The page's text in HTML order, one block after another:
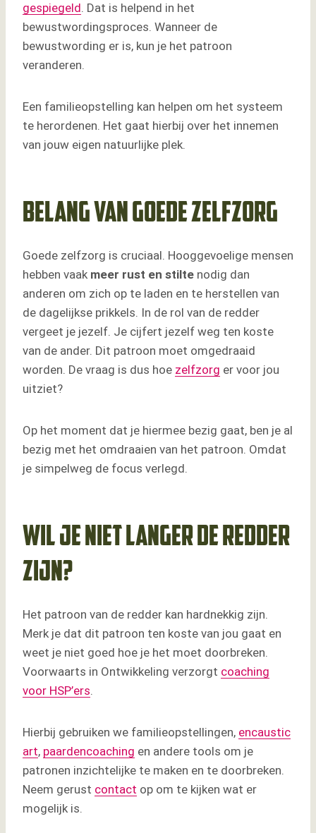
gespiegeld. Dat is helpend in het
bewustwordingsproces. Wanneer de
bewustwording er is, kun je het patroon
veranderen.
Een familieopstelling kan helpen om het systeem
te herordenen. Het gaat hierbij over het innemen
van jouw eigen natuurlijke plek.
Belang van goede zelfzorg
Goede zelfzorg is cruciaal. Hooggevoelige mensen
hebben vaak meer rust en stilte nodig dan
anderen om zich op te laden en te herstellen van
de dagelijkse prikkels. In de rol van de redder
vergeet je jezelf. Je cijfert jezelf weg ten koste
van de ander. Dit patroon moet omgedraaid
worden. De vraag is dus hoe zelfzorg er voor jou
uitziet?
Op het moment dat je hiermee bezig gaat, ben je al
bezig met het omdraaien van het patroon. Omdat
je simpelweg de focus verlegd.
Wil je niet langer de redder
zijn?
Het patroon van de redder kan hardnekkig zijn.
Merk je dat dit patroon ten koste van jou gaat en
weet je niet goed hoe je het moet doorbreken.
Voorwaarts in Ontwikkeling verzorgt coaching
voor HSP’ers.
Hierbij gebruiken we familieopstellingen, encaustic
art, paardencoaching en andere tools om je
patronen inzichtelijke te maken en te doorbreken.
Neem gerust contact op om te kijken wat er
mogelijk is.